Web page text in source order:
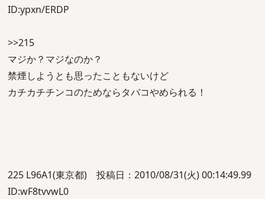
ID:ypxn/ERDP
>>215
マジか？マジなのか？
禁煙しようとも思ったこともないけど
カチカチチンコのためならタバコやめられる！
225 L96A1(東京都) 投稿日：2010/08/31(火) 00:14:49.99
ID:wF8tvvwL0